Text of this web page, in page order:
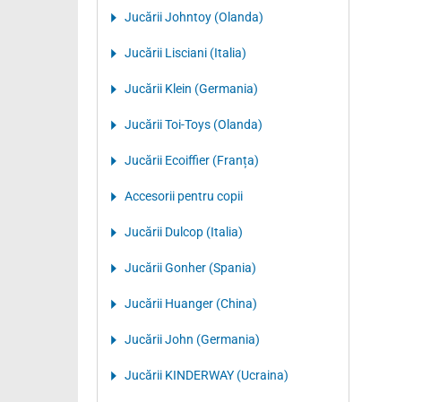
Jucării Johntoy (Olanda)
Jucării Lisciani (Italia)
Jucării Klein (Germania)
Jucării Toi-Toys (Olanda)
Jucării Ecoiffier (Franța)
Accesorii pentru copii
Jucării Dulcop (Italia)
Jucării Gonher (Spania)
Jucării Huanger (China)
Jucării John (Germania)
Jucării KINDERWAY (Ucraina)